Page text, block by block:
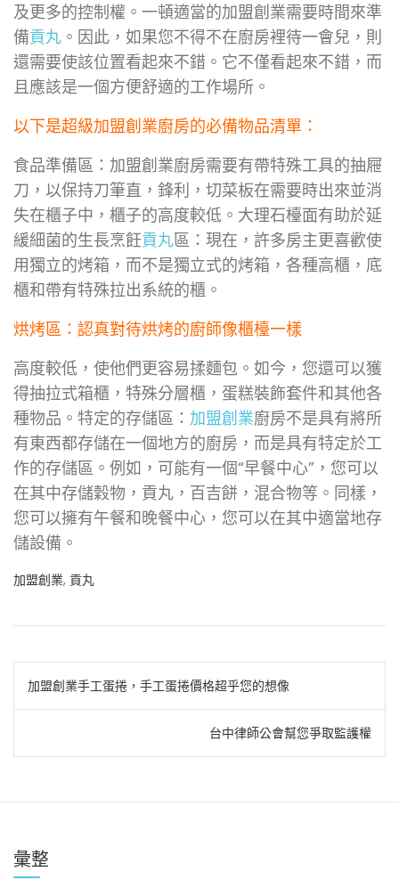
及更多的控制權。一頓適當的加盟創業需要時間來準
備貢丸 。因此，如果您不得不在廚房裡待一會兒，則
還需要使該位置看起來不錯。它不僅看起來不錯，而
且應該是一個方便舒適的工作場所。
以下是超級加盟創業廚房的必備物品清單：
食品準備區：加盟創業廚房需要有帶特殊工具的抽屜
刀，以保持刀筆直，鋒利，切菜板在需要時出來並消
失在櫃子中，櫃子的高度較低。大理石檯面有助於延
緩細菌的生長烹飪貢丸區：現在，許多房主更喜歡使
用獨立的烤箱，而不是獨立式的烤箱，各種高櫃，底
櫃和帶有特殊拉出系統的櫃。
烘烤區：認真對待烘烤的廚師像櫃檯一樣
高度較低，使他們更容易揉麵包。如今，您還可以獲
得抽拉式箱櫃，特殊分層櫃，蛋糕裝飾套件和其他各
種物品。特定的存儲區： 加盟創業廚房不是具有將所
有東西都存儲在一個地方的廚房，而是具有特定於工
作的存儲區。例如，可能有一個“早餐中心”，您可以
在其中存儲穀物，貢丸，百吉餅，混合物等。同樣，
您可以擁有午餐和晚餐中心，您可以在其中適當地存
儲設備。
加盟創業, 貢丸
文
章
導
覽
加盟創業手工蛋捲，手工蛋捲價格超乎您的想像
台中律師公會幫您爭取監護權
彙整